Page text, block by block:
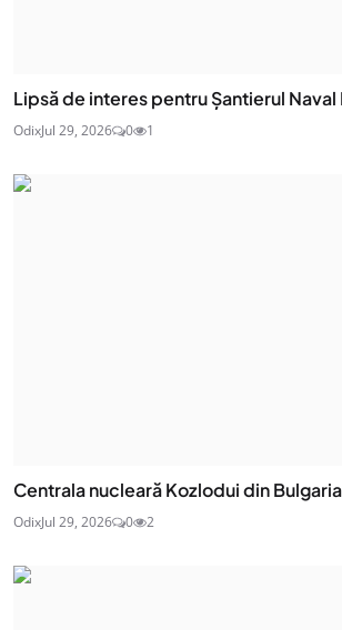
Lipsă de interes pentru Șantierul
OdixJul 29, 2026 0 1
Centrala nucleară Kozlodui din
OdixJul 29, 2026 0 2